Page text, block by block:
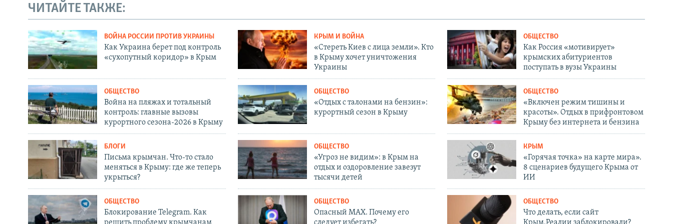
ЧИТАЙТЕ ТАКЖЕ:
ВОЙНА РОССИИ ПРОТИВ УКРАИНЫ
Как Украина берет под контроль
«сухопутный коридор» в Крым
КРЫМ И ВОЙНА
«Стереть Киев с лица земли». Кто
в Крыму хочет уничтожения
Украины
ОБЩЕСТВО
Как Россия «мотивирует»
крымских абитуриентов
поступать в вузы Украины
ОБЩЕСТВО
Война на пляжах и тотальный
контроль: главные вызовы
курортного сезона-2026 в Крыму
ОБЩЕСТВО
«Отдых с талонами на бензин»:
курортный сезон в Крыму
ОБЩЕСТВО
«Включен режим тишины и
красоты». Отдых в прифронтовом
Крыму без интернета и бензина
БЛОГИ
Письма крымчан. Что-то стало
меняться в Крыму: где же теперь
укрыться?
ОБЩЕСТВО
«Угроз не видим»: в Крым на
отдых и оздоровление завезут
тысячи детей
КРЫМ
«Горячая точка» на карте мира».
8 сценариев будущего Крыма от
ИИ
ОБЩЕСТВО
Блокирование Telegram. Как
ОБЩЕСТВО
Опасный MAX. Почему его
ОБЩЕСТВО
Что делать, если сайт